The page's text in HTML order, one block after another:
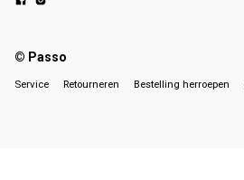
© Passo
Service Retourneren Bestelling herroepen